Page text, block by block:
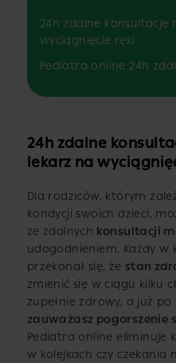
24h zdalne konsultacje
wyciągnięcie ręki
Pediatra online 24h
24h zdalne
lekarz na
Dla rodziców, którym
kondycji swoich dzieci,
ze zdalnych konsultacji
udogodnieniem. Każdy
przekonał się, że stan
zmienić się w ciągu kilku
zupełnie zdrowy, a już
zauważasz pogorszenie
Pediatra online eliminuje
w kolejkach czy czekania